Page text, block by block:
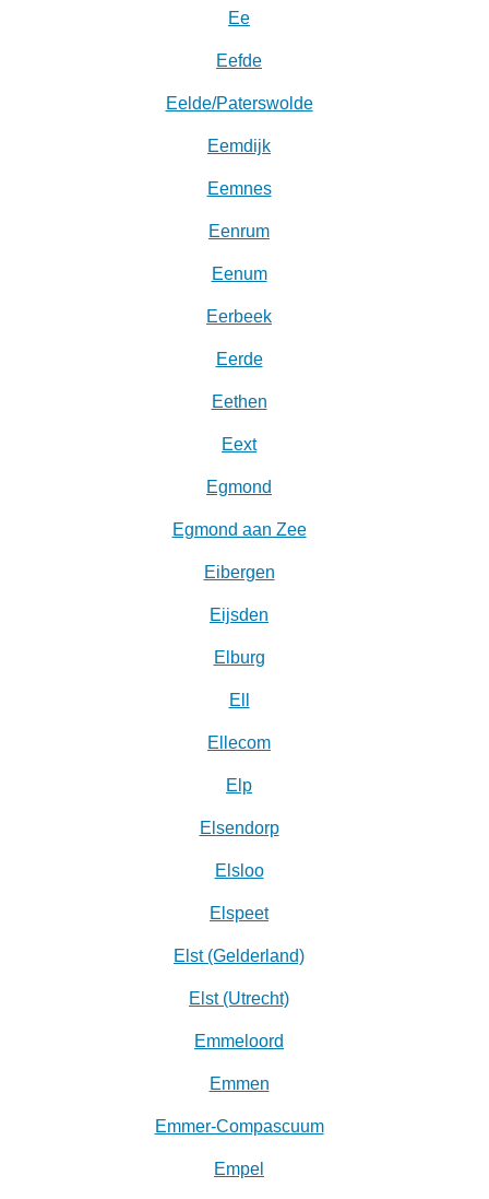
Ee
Eefde
Eelde/Paterswolde
Eemdijk
Eemnes
Eenrum
Eenum
Eerbeek
Eerde
Eethen
Eext
Egmond
Egmond aan Zee
Eibergen
Eijsden
Elburg
Ell
Ellecom
Elp
Elsendorp
Elsloo
Elspeet
Elst (Gelderland)
Elst (Utrecht)
Emmeloord
Emmen
Emmer-Compascuum
Empel